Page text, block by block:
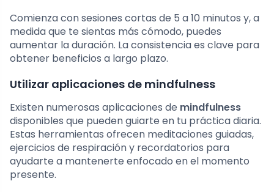
Comienza con sesiones cortas de 5 a 10 minutos y, a
medida que te sientas más cómodo, puedes
aumentar la duración. La consistencia es clave para
obtener beneficios a largo plazo.
Utilizar aplicaciones de mindfulness
Existen numerosas aplicaciones de mindfulness
disponibles que pueden guiarte en tu práctica diaria.
Estas herramientas ofrecen meditaciones guiadas,
ejercicios de respiración y recordatorios para
ayudarte a mantenerte enfocado en el momento
presente.